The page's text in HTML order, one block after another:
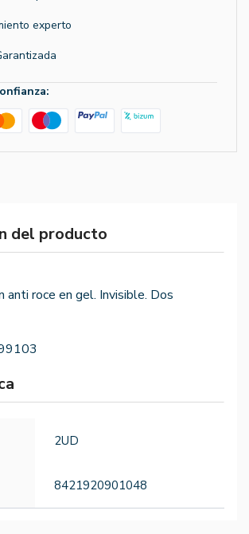
experto
del producto
roce en gel. Invisible. Dos
2UD
8421920901048